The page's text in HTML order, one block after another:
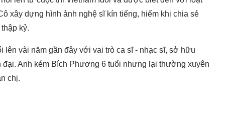
xây dựng hình ảnh nghệ sĩ kín tiếng, hiếm khi chia sẻ
kỷ.
lên vài năm gần đây với vai trò ca sĩ - nhạc sĩ, sở hữu
Anh kém Bích Phương 6 tuổi nhưng lại thường xuyên
chị.